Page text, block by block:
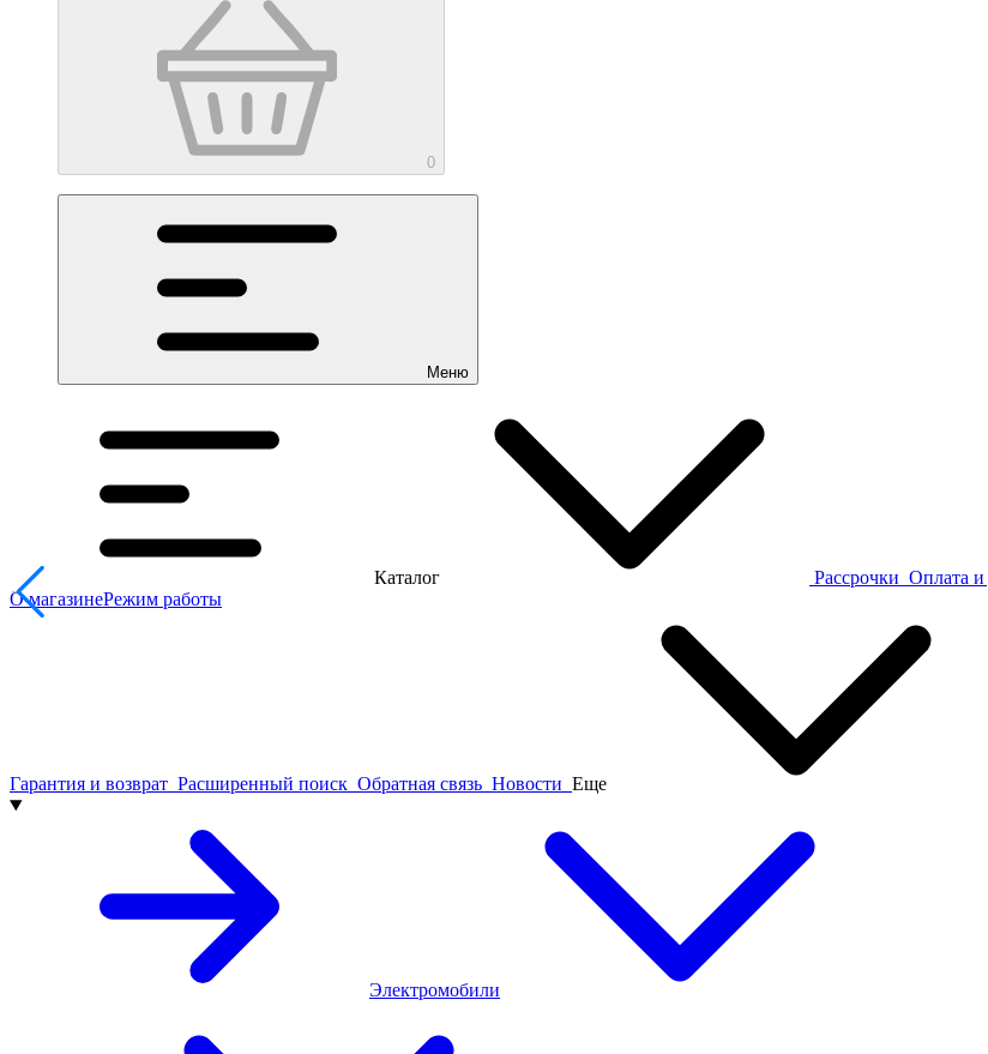
0
Меню
Каталог Рассрочки Оплата и
О магазинеРежим работы
Гарантия и возврат Расширенный поиск Обратная связь Новости Еще
Электромобили